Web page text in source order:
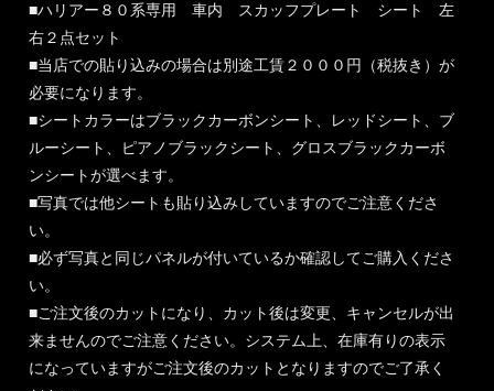
■ハリアー８０系専用 車内 スカッフプレート シート 左
右２点セット
■当店での貼り込みの場合は別途工賃２０００円（税抜き）が
必要になります。
■シートカラーはブラックカーボンシート、レッドシート、ブ
ルーシート、ピアノブラックシート、グロスブラックカーボ
ンシートが選べます。
■写真では他シートも貼り込みしていますのでご注意くださ
い。
■必ず写真と同じパネルが付いているか確認してご購入くださ
い。
■ご注文後のカットになり、カット後は変更、キャンセルが出
来ませんのでご注意ください。システム上、在庫有りの表示
になっていますがご注文後のカットとなりますのでご了承く